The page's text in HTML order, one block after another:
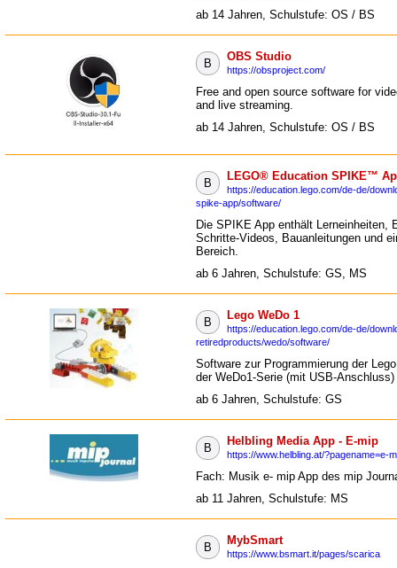
ab 14 Jahren, Schulstufe: OS / BS
B
OBS Studio
https://obsproject.com/
Free and open source software for
and live streaming.
ab 14 Jahren, Schulstufe: OS / BS
B
LEGO® Education SPIKE™
https://education.lego.com/de-de/
spike-app/software/
Die SPIKE App enthält Lerneinheiten,
Schritte-Videos, Bauanleitungen und
Bereich.
ab 6 Jahren, Schulstufe: GS, MS
B
Lego WeDo 1
https://education.lego.com/de-de/
retiredproducts/wedo/software/
Software zur Programmierung der
der WeDo1-Serie (mit USB-Anschluss)
ab 6 Jahren, Schulstufe: GS
B
Helbling Media App - E-mip
https://www.helbling.at/?pagename=e-
Fach: Musik e- mip App des mip
ab 11 Jahren, Schulstufe: MS
B
MybSmart
https://www.bsmart.it/pages/scarica